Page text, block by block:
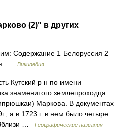
(2)" в других
Содержание 1 Белоруссия 2
…
Википедия
Кутский р н по имени
знаменитого землепроходца
Маркова. В документах
а в 1723 г. в нем было четыре
…
Географические названия